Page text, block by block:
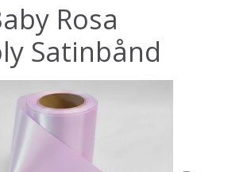
Rosa
Satinbånd